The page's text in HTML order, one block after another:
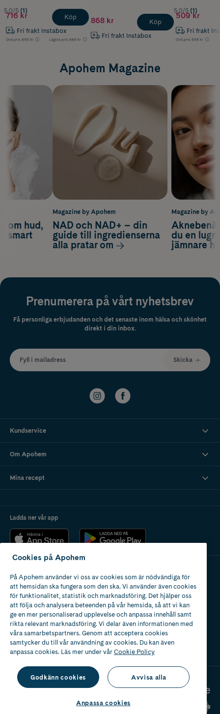
5.0/5 (1)
716 kr
Fri frakt Instabox
Ord.pris 895 kr Lägsta pris 886 kr
Köp 868 kr
Fri frakt Instabox
Köp
5.0/5 (1)
509 kr
Fri frakt
Ord.pris 636 kr
Apohem Magazine
Magazine by
du en
jämnare
om hud,
smart
Magazine by Apohem
NAD och NAD+ – din
guide till ingredienserna
alla pratar om
Prenumerera på vårt nyhetsbrev
Få personliga erbjudanden och det senaste inom hälsa och skönhet
direkt i din inbox.
Fyll i mailadress Skicka
Kundservice
Om Apohem
Mina recept
Ladda ner vår app
Apotek med tillstånd
av Läkemedelsverket
Cookies på Apohem
På Apohem använder vi oss av cookies som är nödvändiga för
att hemsidan ska fungera som den ska. Vi använder även cookies
för funktionalitet, statistik och marknadsföring. Det hjälper oss
att följa och analysera beteenden på vår hemsida, så att vi kan
ge en mer personaliserad upplevelse och anpassa innehåll samt
rikta relevant marknadsföring. Vi delar även informationen med
våra samarbetspartners. Genom att acceptera cookies
samtycker du till vår användning av cookies. Du kan även
anpassa cookies. Läs mer under vårCookie Policy
Godkänn cookies Avvisa alla
Anpassa cookies